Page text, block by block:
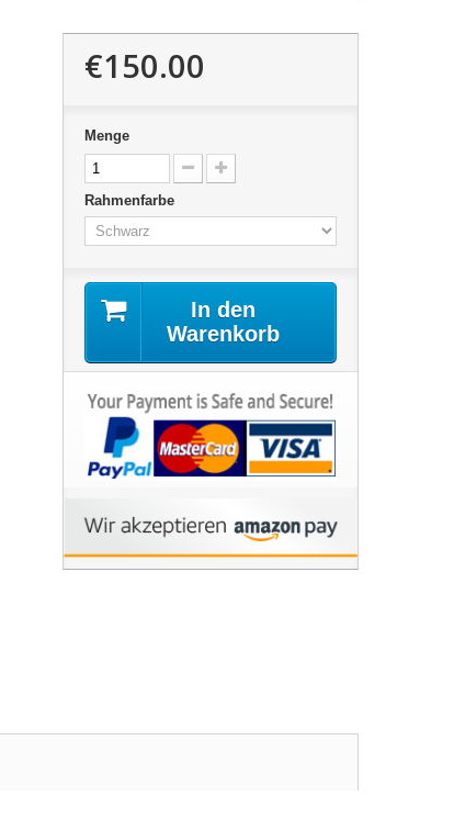
€150.00
Menge
Rahmenfarbe
In den
Warenkorb